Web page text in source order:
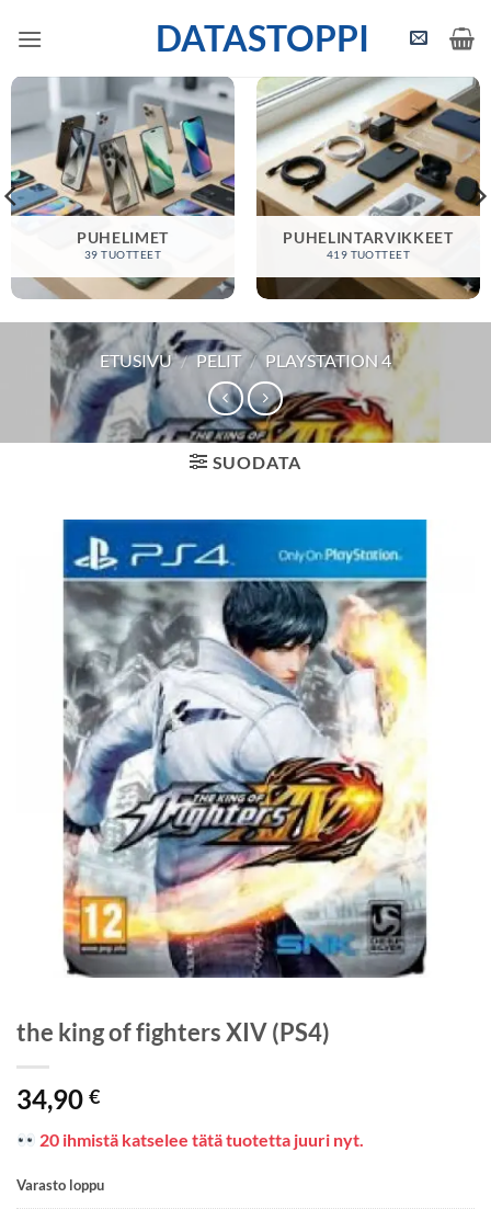
DATASTOPPI
PUHELIMET
39 TUOTTEET
PUHELINTARVIKKEET
419 TUOTTEET
ETUSIVU / PELIT / PLAYSTATION 4
SUODATA
the king of fighters XIV (PS4)
34,90 €
20 ihmistä katselee tätä tuotetta juuri nyt.
Varasto loppu